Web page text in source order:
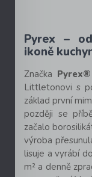
Pyrex –
ikoně
Značka Pyrex®
Littletonovi s
základ první
později se
začalo
výroba
lisuje a vyrábí
m² a denně